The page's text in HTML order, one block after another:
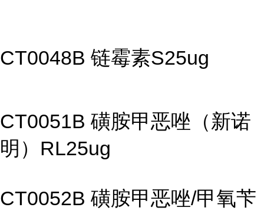
CT0048B 链霉素S25ug
CT0051B 磺胺甲恶唑（新诺
明）RL25ug
CT0052B 磺胺甲恶唑/甲氧苄